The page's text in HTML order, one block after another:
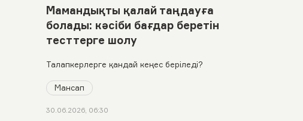
Мамандықты қалай таңдауға
болады: кәсіби бағдар беретін
тесттерге шолу
Талапкерлерге қандай кеңес беріледі?
Мансап
30.06.2026, 06:30